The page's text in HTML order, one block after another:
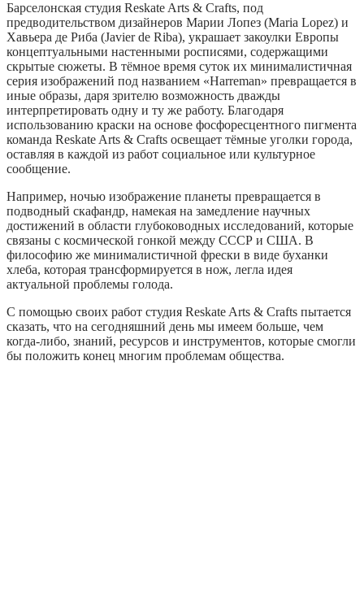
Барселонская студия Reskate Arts & Crafts, под
предводительством дизайнеров Марии Лопез (Maria Lopez) и
Хавьера де Риба (Javier de Riba), украшает закоулки Европы
концептуальными настенными росписями, содержащими
скрытые сюжеты. В тёмное время суток их минималистичная
серия изображений под названием «Harreman» превращается в
иные образы, даря зрителю возможность дважды
интерпретировать одну и ту же работу. Благодаря
использованию краски на основе фосфоресцентного пигмента
команда Reskate Arts & Crafts освещает тёмные уголки города,
оставляя в каждой из работ социальное или культурное
сообщение.
Например, ночью изображение планеты превращается в
подводный скафандр, намекая на замедление научных
достижений в области глубоководных исследований, которые
связаны с космической гонкой между СССР и США. В
философию же минималистичной фрески в виде буханки
хлеба, которая трансформируется в нож, легла идея
актуальной проблемы голода.
С помощью своих работ студия Reskate Arts & Crafts пытается
сказать, что на сегодняшний день мы имеем больше, чем
когда-либо, знаний, ресурсов и инструментов, которые смогли
бы положить конец многим проблемам общества.